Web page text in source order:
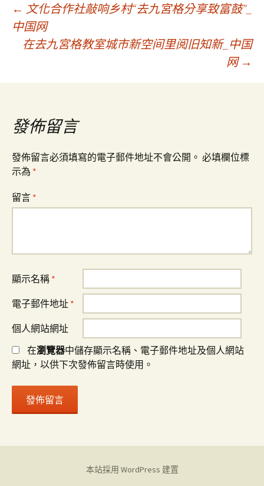
文
章
導
覽
← 文化合作社敲响乡村“去九宮格分享致富鼓”_
中国网
在去九宮格教室城市新空间里阅旧知新_中国
网 →
發佈留言
發佈留言必須填寫的電子郵件地址不會公開。 必填欄位標
示為 *
留言 *
顯示名稱 *
電子郵件地址 *
個人網站網址
在瀏覽器中儲存顯示名稱、電子郵件地址及個人網站
網址，以供下次發佈留言時使用。
本站採用 WordPress 建置